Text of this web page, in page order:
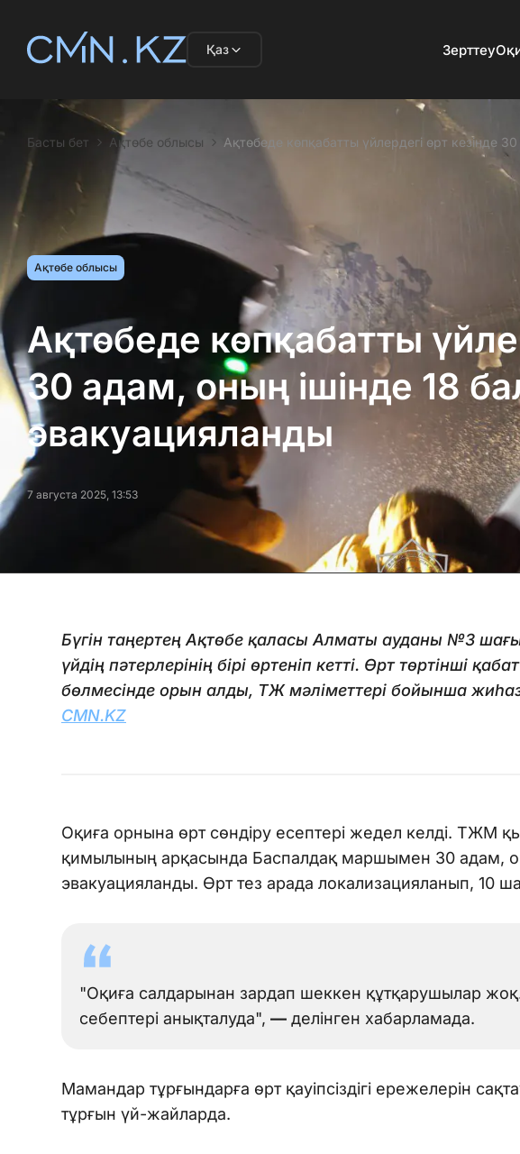
Қаз Зерттеу
Басты бет Ақтөбе облысы Ақтөбеде көпқабатты үйлердегі өрт кезінде
Ақтөбе облысы
Ақтөбеде көпқабатты
30 адам, оның ішінде 18
эвакуацияланды
7 августа 2025, 13:53
Бүгін таңертең Ақтөбе қаласы Алматы ауданы №3
үйдің пәтерлерінің бірі өртеніп кетті. Өрт төртінші
бөлмесінде орын алды, ТЖ мәліметтері бойынша
CMN.KZ
Оқиға орнына өрт сөндіру есептері жедел келді. ТЖМ
қимылының арқасында Баспалдақ маршымен 30 адам,
эвакуацияланды. Өрт тез арада локализацияланып, 10
"Оқиға салдарынан зардап шеккен құтқарушылар жоқ.
себептері анықталуда", — делінген хабарламада.
Мамандар тұрғындарға өрт қауіпсіздігі ережелерін
тұрғын үй-жайларда.